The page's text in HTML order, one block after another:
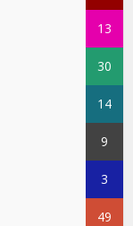
13
30
14
9
3
49